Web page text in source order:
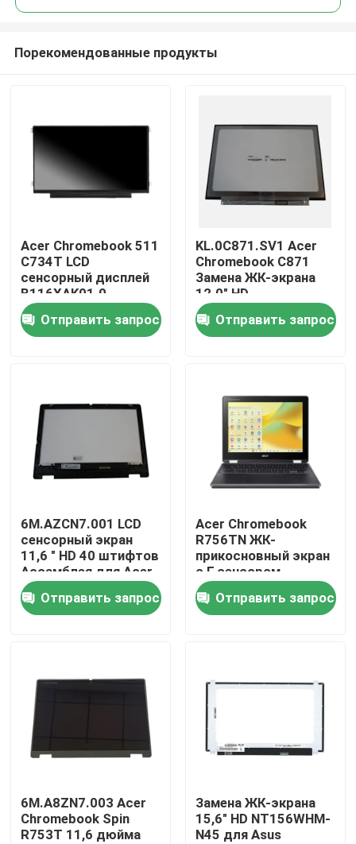
О Компании
Контакты
Продукция
Видео
Замена экрана Dell LCD
Замена экрана HP LCD
Замена экрана Macbook LCD
Порекомендованные продукты
Acer Chromebook 511
C734T LCD
сенсорный дисплей
B116XAK01.0
KL.11605.065
Отправить запрос
KL.0C871.SV1 Acer
Chromebook C871
Замена ЖК-экрана
12.0" HD
Неприкосновение
B120XAN01.0
Отправить запрос
6M.AZCN7.001 LCD
сенсорный экран
11,6 " HD 40 штифтов
Ассамблея для Acer
Chromebook 11 311
R722T-K95L
Отправить запрос
Acer Chromebook
R756TN ЖК-
прикосновный экран
с Г-сенсором
6M.KEAN7.002
6M.KEDN7.001
Отправить запрос
6M.A8ZN7.003 Acer
Chromebook Spin
R753T 11,6 дюйма
Замена ЖК-экрана
15,6" HD NT156WHM-
N45 для Asus